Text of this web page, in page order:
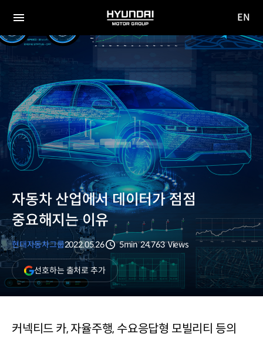
전체
메뉴
HYUNDAI
MOTOR
GROUP
사이
EN
자동차 산업에서 데이터가 점점
중요해지는 이유
현대자동차그룹2022.05.26
5min 24,763 Views
선호하는 출처로 추가(새
창
열림)
커넥티드 카, 자율주행, 수요응답형 모빌리티 등의